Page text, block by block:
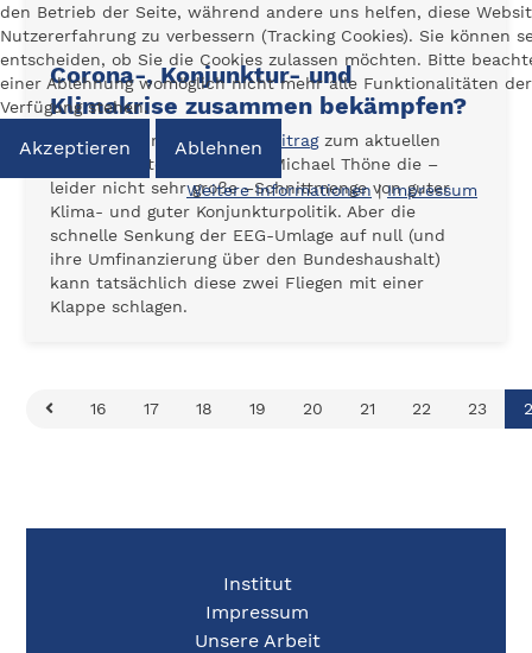
Corona-, Konjunktur- und
Klimakrise zusammen bekämpfen?
10.11.2020 - Im Eröffnungsbeitragzum aktuellen
Loccum Protokoll skizziert Michael Thöne die –
leider nicht sehr große –Schnittmenge von guter
Klima- und guter Konjunkturpolitik. Aber die
schnelle Senkung der EEG-Umlage auf null (und
ihre Umfinanzierung über den Bundeshaushalt)
kann tatsächlich diese zwei Fliegen mit einer
Klappe schlagen.
16 17 18 19 20 21 22 23
Institut
Impressum
Unsere Arbeit
den Betrieb der Seite, während andere uns helfen, diese
Nutzererfahrung zu verbessern (Tracking Cookies). Sie können
entscheiden, ob Sie die Cookies zulassen möchten. Bitte
einer Ablehnung womöglich nicht mehr alle Funktionalitäten
Verfügung stehen.
Akzeptieren Ablehnen
Weitere Informationen|Impressum